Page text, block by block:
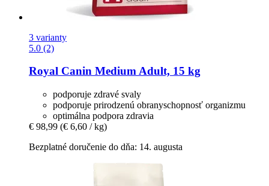
3 varianty
5.0 (2)
Royal Canin Medium Adult, 15 kg
podporuje zdravé svaly
podporuje prirodzenú obranyschopnosť organizmu
optimálna podpora zdravia
€ 98,99 (€ 6,60 / kg)
Bezplatné doručenie do dňa: 14. augusta